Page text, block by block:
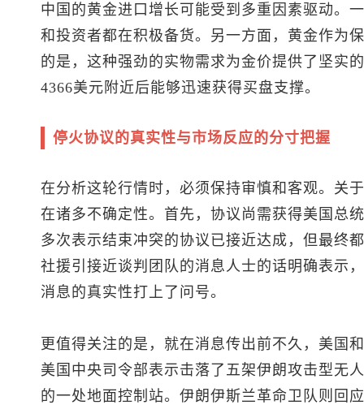
中国的黄金进口增长可能受到多重因素驱动。
和投资者都在积极备货。另一方面，黄金作为
的是，这种强劲的实物需求为金价提供了坚实
4366美元附近后能够迅速获得买盘支撑。
停火协议的真实性与市场反应的分寸把握
在分析这轮行情时，必须保持审慎和客观。关
在诸多不确定性。首先，协议尚需获得美国总
多次表示结束冲突的协议已接近达成，但最终
社援引接近谈判团队的消息人士的话明确表示
消息的真实性打上了问号。
更值得关注的是，就在消息传出前不久，美国
美国中央司令部表示击落了五架伊朗攻击型无
的一处地面控制站。伊朗伊斯兰革命卫队则回